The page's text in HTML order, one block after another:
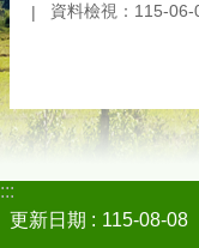
資料檢視：115-06-
:::
更新日期
115-08-08